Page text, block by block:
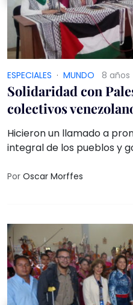
ESPECIALES · MUNDO 8 años
Solidaridad con
colectivos
Hicieron un llamado a
integral de los pueblos y
Por Oscar Morffes